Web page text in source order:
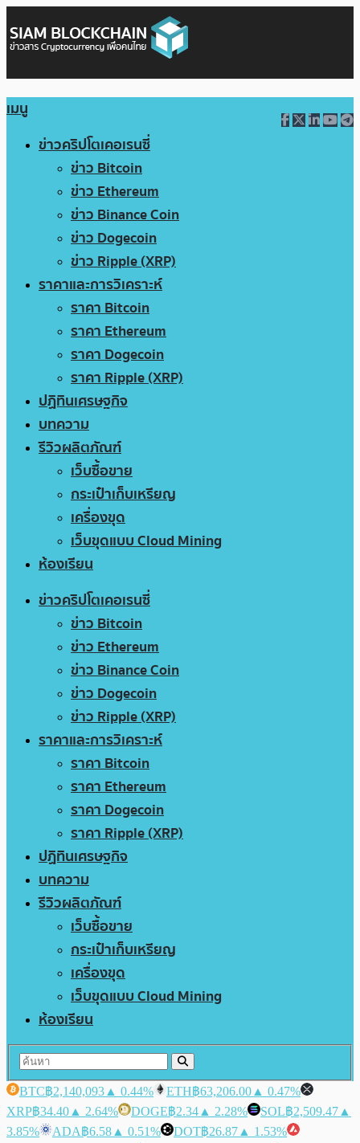
เมนู
ข่าวคริปโตเคอเรนซี่
ข่าว Bitcoin
ข่าว Ethereum
ข่าว Binance Coin
ข่าว Dogecoin
ข่าว Ripple (XRP)
ราคาและการวิเคราะห์
ราคา Bitcoin
ราคา Ethereum
ราคา Dogecoin
ราคา Ripple (XRP)
ปฏิทินเศรษฐกิจ
บทความ
รีวิวผลิตภัณฑ์
เว็บซื้อขาย
กระเป๋าเก็บเหรียญ
เครื่องขุด
เว็บขุดแบบ Cloud Mining
ห้องเรียน
ข่าวคริปโตเคอเรนซี่
ข่าว Bitcoin
ข่าว Ethereum
ข่าว Binance Coin
ข่าว Dogecoin
ข่าว Ripple (XRP)
ราคาและการวิเคราะห์
ราคา Bitcoin
ราคา Ethereum
ราคา Dogecoin
ราคา Ripple (XRP)
ปฏิทินเศรษฐกิจ
บทความ
รีวิวผลิตภัณฑ์
เว็บซื้อขาย
กระเป๋าเก็บเหรียญ
เครื่องขุด
เว็บขุดแบบ Cloud Mining
ห้องเรียน
BTC฿2,140,093 ▲ 0.44% ETH฿63,206.00 ▲ 0.47%
XRP฿34.40 ▲ 2.64% DOGE฿2.34 ▲ 2.28% SOL฿2,509.47 ▲
3.85%
ADA฿6.58 ▲ 0.51% DOT฿26.87 ▲ 1.53%